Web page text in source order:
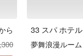
ら
33 スパ ホテル